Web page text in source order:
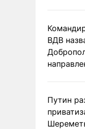
ВДВ
Путин